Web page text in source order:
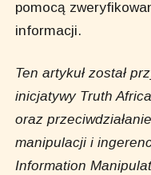
pomocą
informacji.
Ten artykuł został
inicjatywy Truth
oraz
manipulacji i
Information